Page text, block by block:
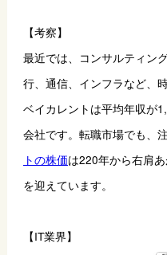
【考察】
最近では、コンサルティン
行、通信、インフラなど、
ベイカレントは平均年収が
会社です。転職市場でも、
トの株価は220年から右肩
を迎えています。
【IT業界】